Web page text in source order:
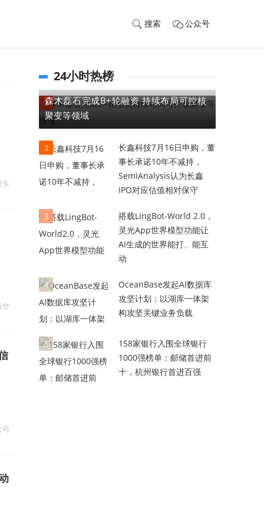
搜索 公众号
头
空
24小时热榜
1
森木磊石完成B+轮融资 持续布局可控核
聚变等领域
2
长鑫科技7月16日申购，董
事长承诺10年不减持，
SemiAnalysis认为长鑫
IPO对应估值相对保守
3
搭载LingBot-World 2.0，
灵光App世界模型功能让
AI生成的世界能打、能互
动
4
OceanBase发起AI数据库
攻坚计划：以湖库一体架
构攻坚关键业务负载
5
158家银行入围全球银行
1000强榜单：邮储首进前
十，杭州银行首进百强